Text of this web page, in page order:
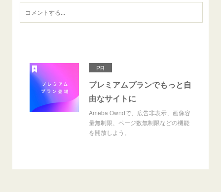
PR
プレミアムプランでもっと自
由なサイトに
Ameba Owndで、広告非表示、画像容
量無制限、ページ数無制限などの機能
を開放しよう。